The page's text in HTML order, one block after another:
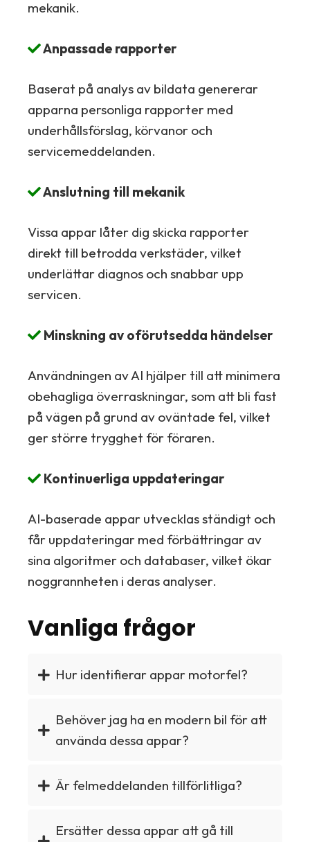
mekanik.
Anpassade rapporter
Baserat på analys av bildata genererar
apparna personliga rapporter med
underhållsförslag, körvanor och
servicemeddelanden.
Anslutning till mekanik
Vissa appar låter dig skicka rapporter
direkt till betrodda verkstäder, vilket
underlättar diagnos och snabbar upp
servicen.
Minskning av oförutsedda händelser
Användningen av AI hjälper till att minimera
obehagliga överraskningar, som att bli fast
på vägen på grund av oväntade fel, vilket
ger större trygghet för föraren.
Kontinuerliga uppdateringar
AI-baserade appar utvecklas ständigt och
får uppdateringar med förbättringar av
sina algoritmer och databaser, vilket ökar
noggrannheten i deras analyser.
Vanliga frågor
Hur identifierar appar motorfel?
Behöver jag ha en modern bil för att
använda dessa appar?
Är felmeddelanden tillförlitliga?
Ersätter dessa appar att gå till